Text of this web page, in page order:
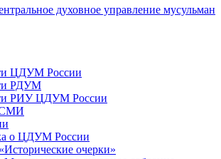
духовное управление мусульман
ЦДУМ России
РДУМ
РИУ ЦДУМ России
СМИ
о ЦДУМ России
очерки»